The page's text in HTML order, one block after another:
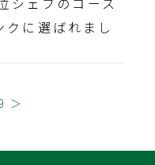
に選ばれまし
＞